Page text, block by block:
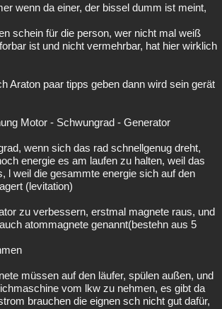
wenn da einer, der bissel dumm ist meint,
schein für die person, wer nicht mal weiß
ist und nicht vermehrbar, hat hier wirklich
Araton paar tipps geben dann wird sein gerät
Motor - Schwungrad - Generator
wenn sich das rad schnellgenug dreht,
energie es am laufen zu halten, weil das
l weil die gesammte energie sich auf den
(levitation)
zu verbessern, erstmal magnete raus, und
atommagnete genannt(bestehn aus 5
müssen auf den läufer, spülen außen, und
vom lkw zu nehmen, es gibt da
brauchen die eignen sch nicht gut dafür,